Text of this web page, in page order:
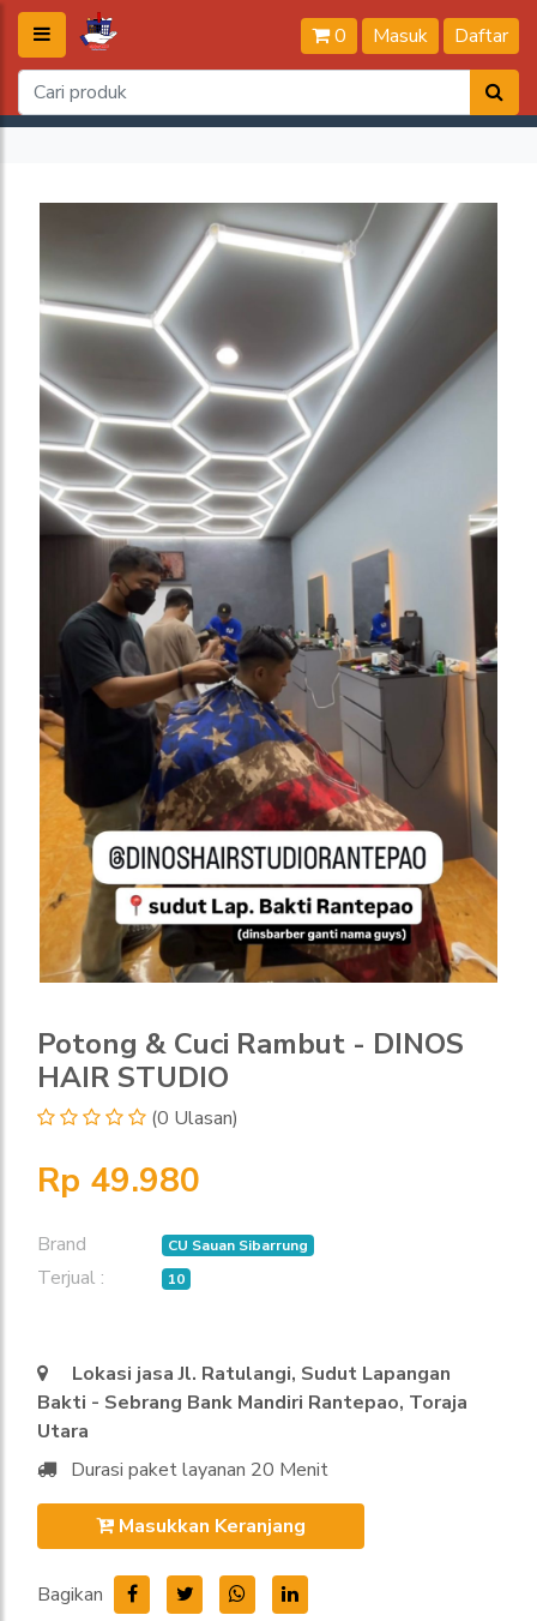
0 Masuk Daftar
Potong & Cuci Rambut - DINOS
HAIR STUDIO
(0 Ulasan)
Rp 49.980
Brand CU Sauan Sibarrung
Terjual : 10
Lokasi jasa Jl. Ratulangi, Sudut Lapangan
Bakti - Sebrang Bank Mandiri Rantepao, Toraja
Utara
Durasi paket layanan 20 Menit
Masukkan Keranjang
Bagikan